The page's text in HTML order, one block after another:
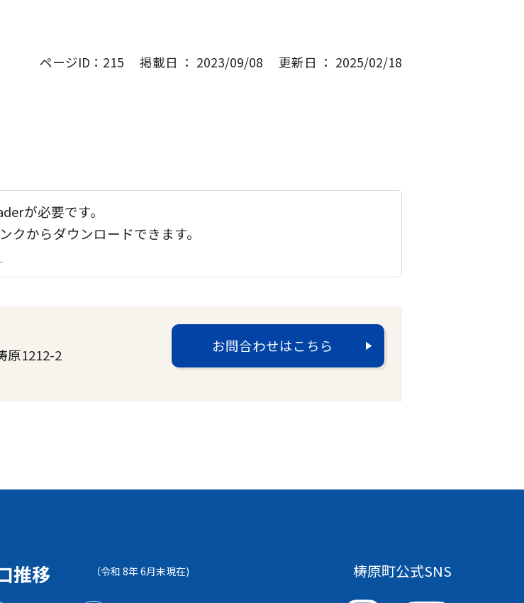
ページID：215 掲載日 ： 2023/09/08 更新日 ： 2025/02/18
が必要です。
クからダウンロードできます。
1212-2
お問合わせはこちら
推移 （令和 8年 6月末現在) 梼原町公式SNS